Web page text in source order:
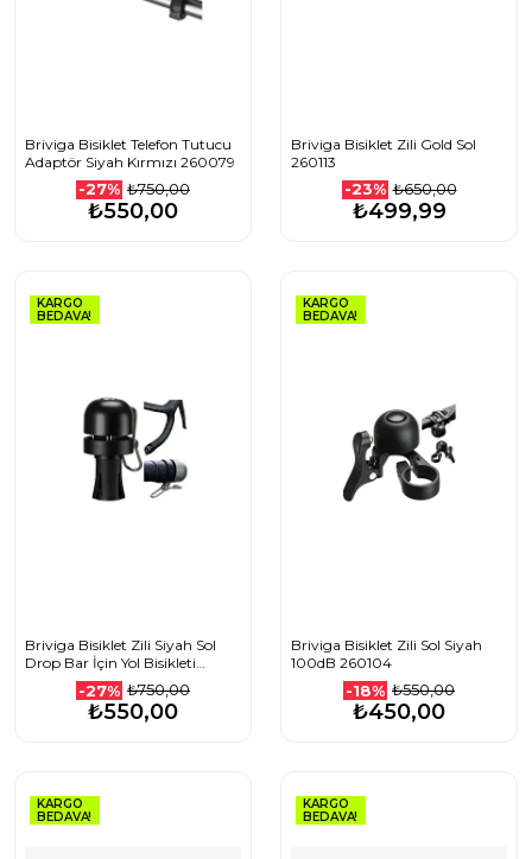
Briviga Bisiklet Telefon Tutucu
Adaptör Siyah Kırmızı 260079
-27% ₺750,00
₺550,00
Briviga Bisiklet Zili Gold Sol
260113
-23% ₺650,00
₺499,99
KARGO
BEDAVA!
Briviga Bisiklet Zili Siyah Sol
Drop Bar İçin Yol Bisikleti
Gidonu Uyumlu 80dB 260101
-27% ₺750,00
₺550,00
KARGO
BEDAVA!
Briviga Bisiklet Zili Sol Siyah
100dB 260104
-18% ₺550,00
₺450,00
KARGO
BEDAVA!
KARGO
BEDAVA!